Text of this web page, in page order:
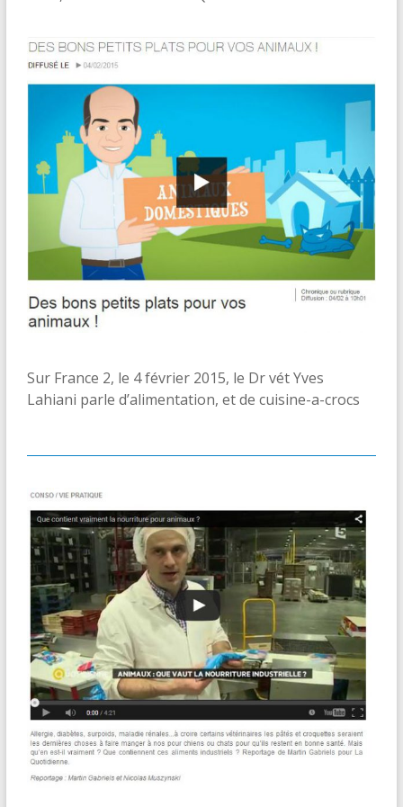
Sur France 2, le 4 février 2015, le Dr vét Yves
Lahiani parle d’alimentation, et de cuisine-a-crocs